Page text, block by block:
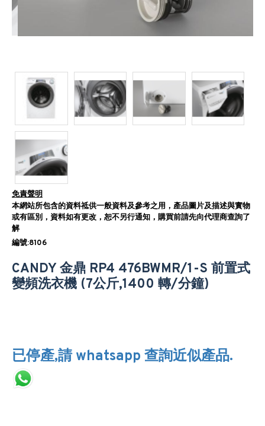
免責聲明
本網站所包含的資料祗供一般資料及參考之用，產品圖片及描述與實物
或有區別，資料如有更改，恕不另行通知，購買前請先向代理商查詢了
解
編號:8106
CANDY 金鼎 RP4 476BWMR/1-S 前置式
變頻洗衣機 (7公斤,1400 轉/分鐘)
已停產,請 whatsapp 查詢近似產品.